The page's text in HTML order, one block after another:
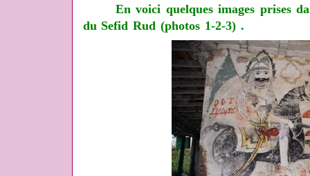
En voici quelques images prises
du Sefid Rud (photos 1-2-3) .